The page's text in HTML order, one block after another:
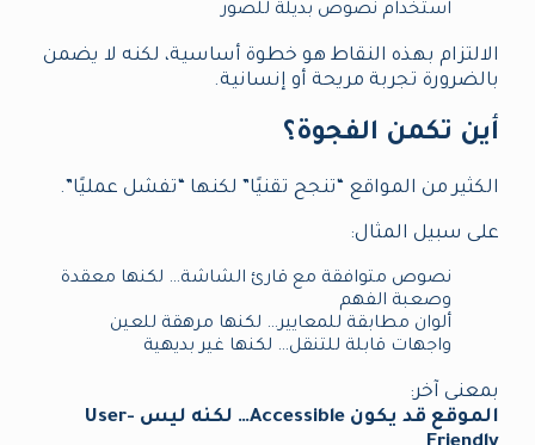
استخدام نصوص بديلة للصور
الالتزام بهذه النقاط هو خطوة أساسية، لكنه لا يضمن
بالضرورة تجربة مريحة أو إنسانية.
أين تكمن الفجوة؟
الكثير من المواقع “تنجح تقنيًا” لكنها “تفشل عمليًا”.
على سبيل المثال:
نصوص متوافقة مع قارئ الشاشة… لكنها معقدة
وصعبة الفهم
ألوان مطابقة للمعايير… لكنها مرهقة للعين
واجهات قابلة للتنقل… لكنها غير بديهية
بمعنى آخر:
الموقع قد يكون Accessible… لكنه ليس User-